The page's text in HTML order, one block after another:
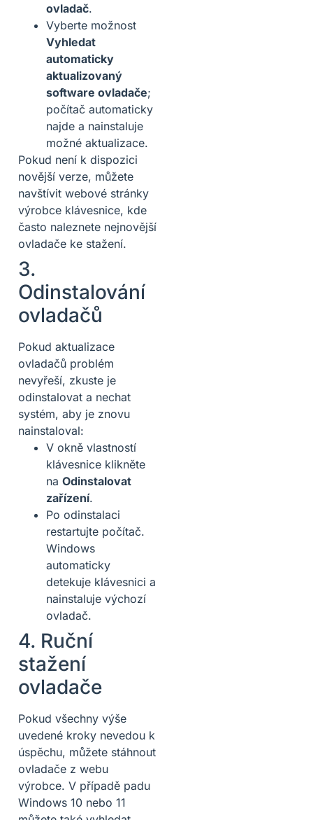
ovladač.
Vyberte možnost
Vyhledat
automaticky
aktualizovaný
software ovladače;
počítač automaticky
najde a nainstaluje
možné aktualizace.
Pokud není k dispozici
novější verze, můžete
navštívit webové stránky
výrobce klávesnice, kde
často naleznete nejnovější
ovladače ke stažení.
3.
Odinstalování
ovladačů
Pokud aktualizace
ovladačů problém
nevyřeší, zkuste je
odinstalovat a nechat
systém, aby je znovu
nainstaloval:
V okně vlastností
klávesnice klikněte
na Odinstalovat
zařízení.
Po odinstalaci
restartujte počítač.
Windows
automaticky
detekuje klávesnici a
nainstaluje výchozí
ovladač.
4. Ruční
stažení
ovladače
Pokud všechny výše
uvedené kroky nevedou k
úspěchu, můžete stáhnout
ovladače z webu
výrobce. V případě padu
Windows 10 nebo 11